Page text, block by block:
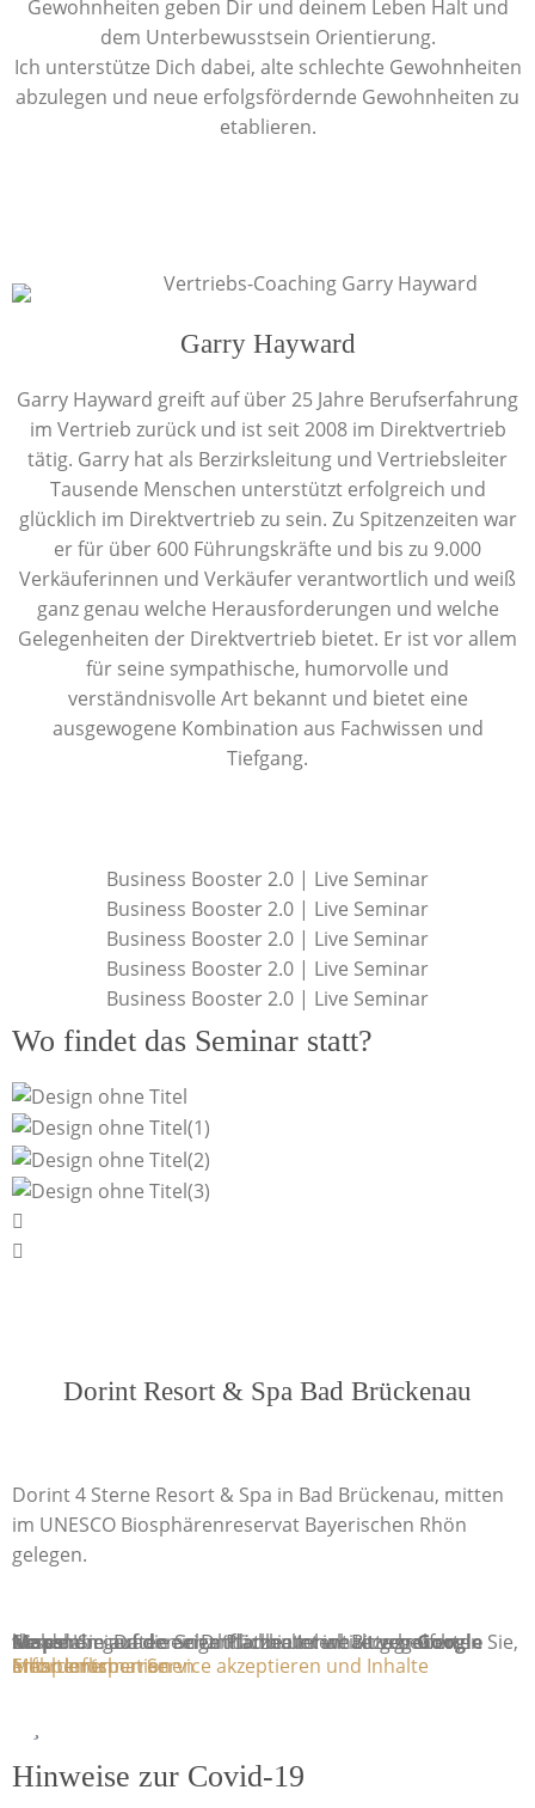
Gewohnheiten geben Dir und deinem Leben Halt und
dem Unterbewusstsein Orientierung.
Ich unterstütze Dich dabei, alte schlechte Gewohnheiten
abzulegen und neue erfolgsfördernde Gewohnheiten zu
etablieren.
Garry Hayward
Garry Hayward greift auf über 25 Jahre Berufserfahrung
im Vertrieb zurück und ist seit 2008 im Direktvertrieb
tätig. Garry hat als Berzirksleitung und Vertriebsleiter
Tausende Menschen unterstützt erfolgreich und
glücklich im Direktvertrieb zu sein. Zu Spitzenzeiten war
er für über 600 Führungskräfte und bis zu 9.000
Verkäuferinnen und Verkäufer verantwortlich und weiß
ganz genau welche Herausforderungen und welche
Gelegenheiten der Direktvertrieb bietet. Er ist vor allem
für seine sympathische, humorvolle und
verständnisvolle Art bekannt und bietet eine
ausgewogene Kombination aus Fachwissen und
Tiefgang.
Business Booster 2.0 | Live Seminar
Business Booster 2.0 | Live Seminar
Business Booster 2.0 | Live Seminar
Business Booster 2.0 | Live Seminar
Business Booster 2.0 | Live Seminar
Wo findet das Seminar statt?
Dorint Resort & Spa Bad Brückenau
Dorint 4 Sterne Resort & Spa in Bad Brückenau, mitten
im UNESCO Biosphärenreservat Bayerischen Rhön
gelegen.
Sie sehen gerade einen Platzhalterinhalt von
Google Maps
. Um auf den eigentlichen Inhalt zuzugreifen, klicken Sie auf die Schaltfläche unten. Bitte beachten Sie, dass dabei Daten an Drittanbieter weitergegeben werden.
Mehr Informationen
Inhalt entsperren
Erforderlichen Service akzeptieren und Inhalte entsperren
Hinweise zur Covid-19